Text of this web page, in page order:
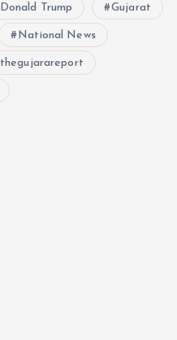
Donald Trump Gujarat
National News
thegujarareport